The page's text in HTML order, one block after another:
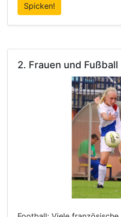
Spicken!
2. Frauen und Fußball